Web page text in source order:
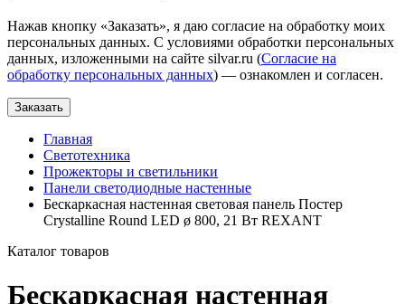
Нажав кнопку «Заказать», я даю согласие на обработку моих
персональных данных. С условиями обработки персональных
данных, изложенными на сайте silvar.ru (Согласие на
обработку персональных данных) — ознакомлен и согласен.
Заказать
Главная
Светотехника
Прожекторы и светильники
Панели светодиодные настенные
Бескаркасная настенная световая панель Постер
Crystalline Round LED ø 800, 21 Вт REXANT
Каталог товаров
Бескаркасная настенная